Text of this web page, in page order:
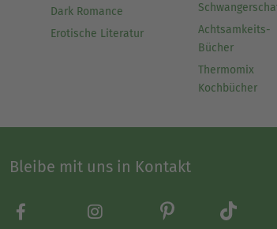
Dark Romance
Erotische Literatur
Achtsamkeits-
Bücher
Thermomix
Kochbücher
Bleibe mit uns in Kontakt